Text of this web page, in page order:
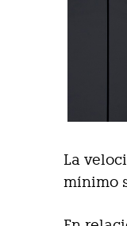
La
mínimo